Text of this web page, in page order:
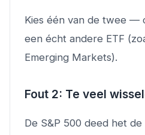
Kies één van de twee —
een écht andere ETF
Emerging Markets).
Fout 2: Te veel
De S&P 500 deed het